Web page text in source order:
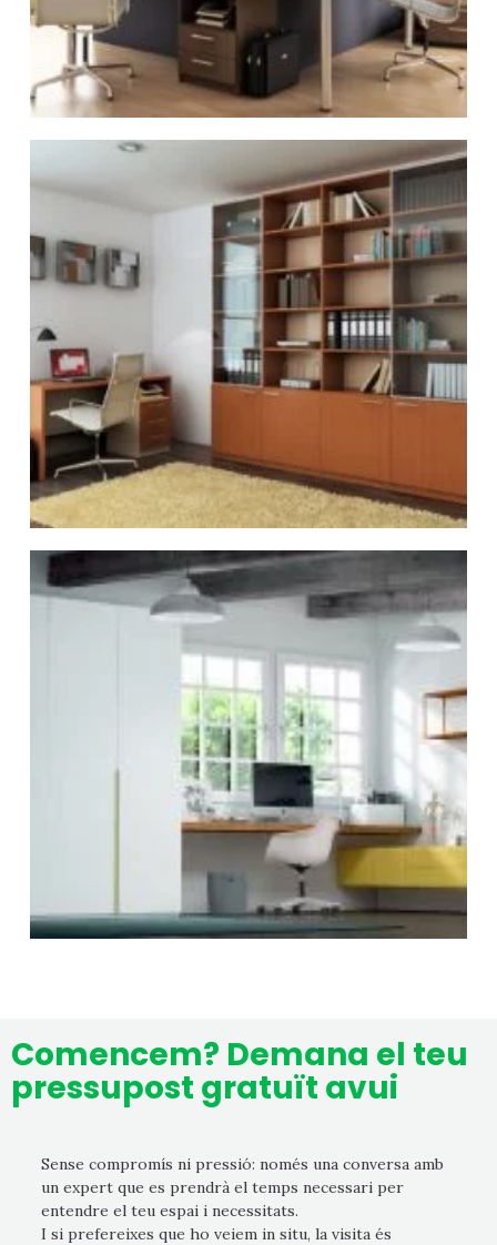
Comencem? Demana el teu
pressupost gratuït avui
Sense compromís ni pressió: només una conversa amb
un expert que es prendrà el temps necessari per
entendre el teu espai i necessitats.
I si prefereixes que ho veiem in situ, la visita és